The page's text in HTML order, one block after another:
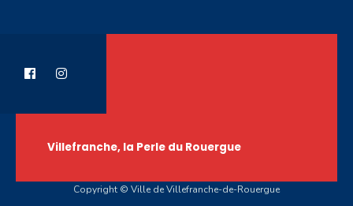
Villefranche, la Perle du Rouergue
Copyright © Ville de Villefranche-de-Rouergue